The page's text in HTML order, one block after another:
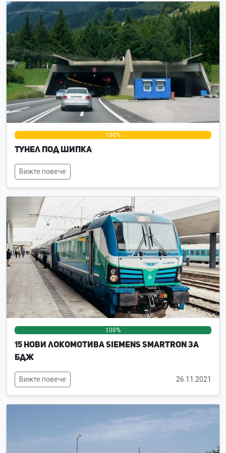
0% 100%
Тунел под Шипка
Вижте повече
100%
15 нови локомотива Siemens Smartron за
БДЖ
Вижте повече 26.11.2021